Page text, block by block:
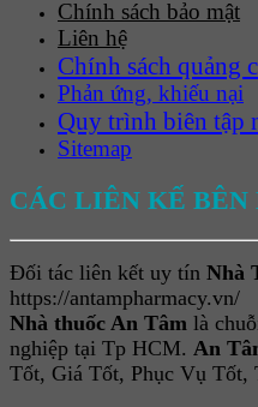
Chính sách bảo mật
Liên hệ
Chính sách quảng
Phản ứng, khiếu nại
Quy trình biên tập
Sitemap
CÁC LIÊN KẾ BÊN
Đối tác liên kết uy tín Nhà
https://antampharmacy.vn/
Nhà thuốc An Tâm là
nghiệp tại Tp HCM. An
Tốt, Giá Tốt, Phục Vụ Tốt,